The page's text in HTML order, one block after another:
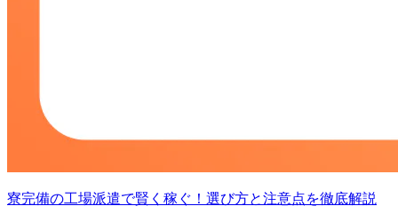
寮完備の工場派遣で賢く稼ぐ！選び方と注意点を徹底解説